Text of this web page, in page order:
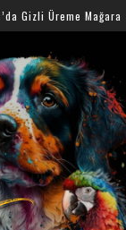
Üreme Mağaraları